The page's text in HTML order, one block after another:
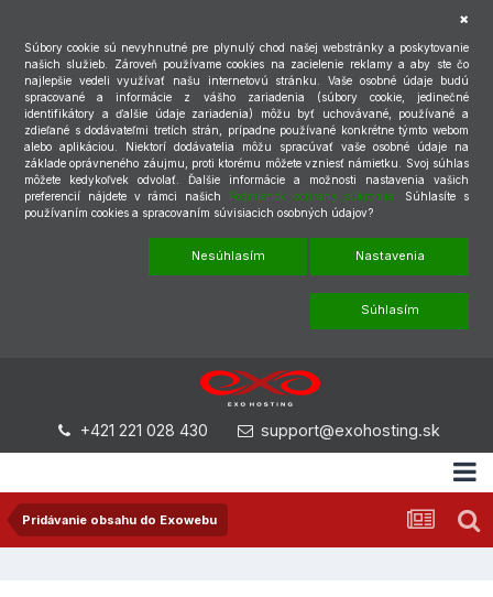
Súbory cookie sú nevyhnutné pre plynulý chod našej webstránky a poskytovanie
našich služieb. Zároveň používame cookies na zacielenie reklamy a aby ste čo
najlepšie vedeli využívať našu internetovú stránku. Vaše osobné údaje budú
spracované a informácie z vášho zariadenia (súbory cookie, jedinečné
identifikátory a ďalšie údaje zariadenia) môžu byť uchovávané, používané a
zdieľané s dodávateľmi tretích strán, prípadne používané konkrétne týmto webom
alebo aplikáciou. Niektorí dodávatelia môžu spracúvať vaše osobné údaje na
základe oprávneného záujmu, proti ktorému môžete vzniesť námietku. Svoj súhlas
môžete kedykoľvek odvolať. Ďalšie informácie a možnosti nastavenia vašich
preferencií nájdete v rámci našich Podmienok ochrany súkromia.
Súhlasíte s
používaním cookies a spracovaním súvisiacich osobných údajov?
Nesúhlasím Nastavenia
Súhlasím
+421 221 028 430 support@exohosting.sk
Pridávanie obsahu do Exowebu